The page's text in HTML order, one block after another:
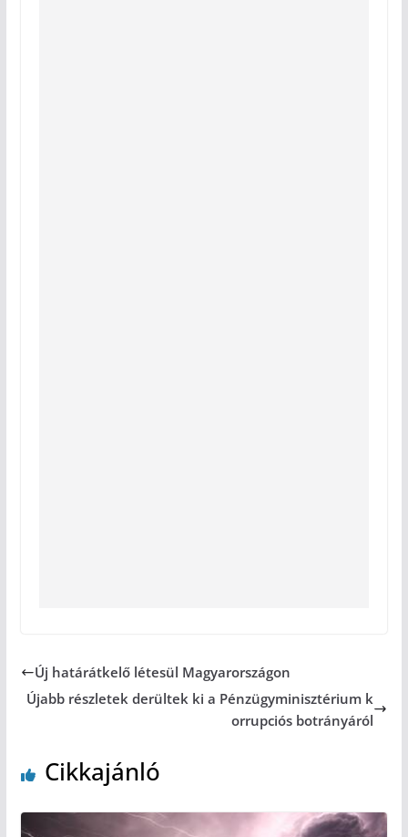
Új határátkelő létesül Magyarországon
Újabb részletek derültek ki a Pénzügyminisztérium k
orrupciós botrányáról
Cikkajánló